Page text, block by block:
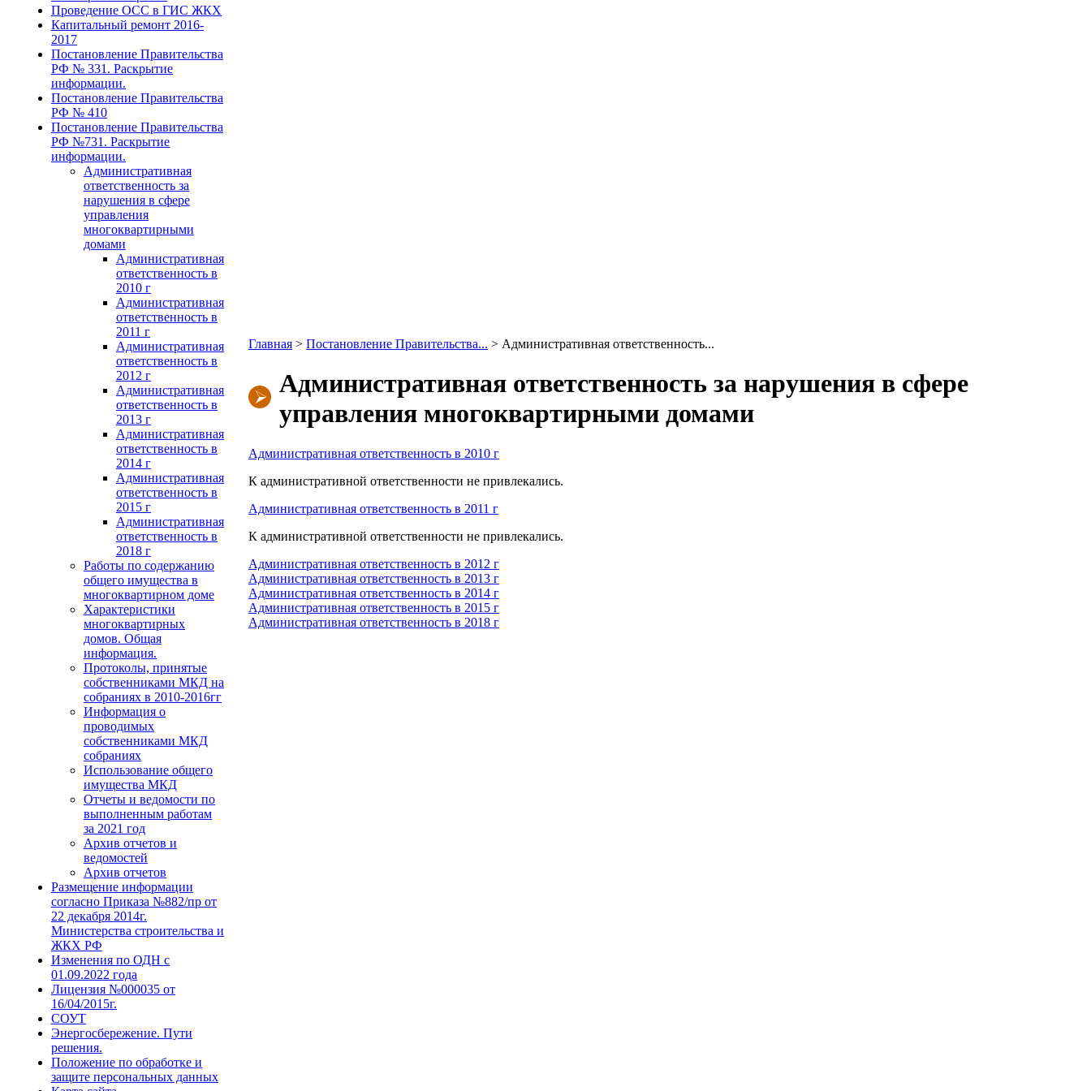
Проведение ОСС в ГИС ЖКХ
Капитальный ремонт 2016-
2017
Постановление Правительства
РФ № 331. Раскрытие
информации.
Постановление Правительства
РФ № 410
Постановление Правительства
РФ №731. Раскрытие
информации.
Административная
ответственность за
нарушения в сфере
управления
многоквартирными
домами
Административная
ответственность в
2010 г
Административная
ответственность в
2011 г
Административная
ответственность в
2012 г
Административная
ответственность в
2013 г
Административная
ответственность в
2014 г
Административная
ответственность в
2015 г
Административная
ответственность в
2018 г
Работы по содержанию
общего имущества в
многоквартирном доме
Характеристики
многоквартирных
домов. Общая
информация.
Протоколы, принятые
собственниками МКД на
собраниях в 2010-2016гг
Информация о
проводимых
собственниками МКД
собраниях
Использование общего
имущества МКД
Отчеты и ведомости по
выполненным работам
за 2021 год
Архив отчетов и
ведомостей
Архив отчетов
Размещение информации
согласно Приказа №882/пр от
22 декабря 2014г.
Министерства строительства и
ЖКХ РФ
Изменения по ОДН с
01.09.2022 года
Лицензия №000035 от
16/04/2015г.
СОУТ
Энергосбережение. Пути
решения.
Положение по обработке и
защите персональных данных
Главная > Постановление Правительства... > Административная ответственность...
Административная ответственность за нарушения в сфере
управления многоквартирными домами
Административная ответственность в 2010 г
К административной ответственности не привлекались.
Административная ответственность в 2011 г
К административной ответственности не привлекались.
Административная ответственность в 2012 г
Административная ответственность в 2013 г
Административная ответственность в 2014 г
Административная ответственность в 2015 г
Административная ответственность в 2018 г